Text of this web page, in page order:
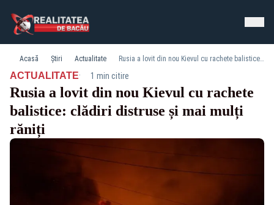
Acasă Știri Actualitate Rusia a lovit din nou Kievul cu rachete balistice: clădiri distruse și mai mulți răniți
ACTUALITATE· 1 min citire
Rusia a lovit din nou Kievul cu rachete
balistice: clădiri distruse și mai mulți
răniți